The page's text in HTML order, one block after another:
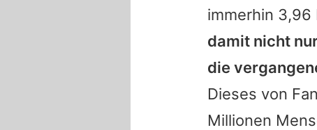
immerhin 3,96
damit nicht
die
Dieses von
Millionen